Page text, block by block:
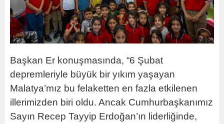
Başkan Er konuşmasında, “6 Şubat
depremleriyle büyük bir yıkım yaşayan
Malatya’mız bu felaketten en fazla etkilenen
illerimizden biri oldu. Ancak Cumhurbaşkanımız
Sayın Recep Tayyip Erdoğan’ın liderliğinde,